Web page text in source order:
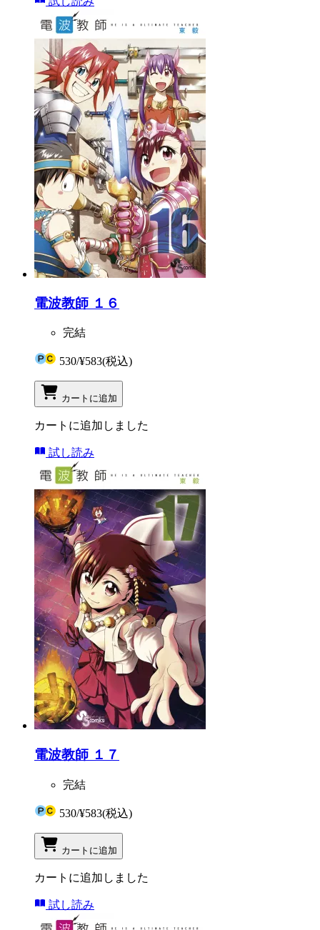
電波教師 １６
完結
530/¥583(税込)
カートに追加
カートに追加しました
試し読み
電波教師 １７
完結
530/¥583(税込)
カートに追加
カートに追加しました
試し読み